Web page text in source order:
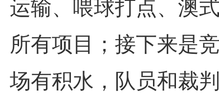
运输、喂球打点、澳
所有项目；接下来是
场有积水，队员和裁